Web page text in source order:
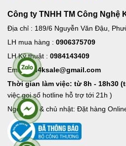
Công ty TNHH TM Công Nghệ
Địa chỉ : 189/6 Nguyễn Văn Đậu,
LH mua hàng : 0906375709
LH Kỹ thuật : 0984143409
Email:hd4ksale@gmail.com
Thời gian làm việc: từ 8h - 18h30
việc goi số hotline hỗ trợ tới 21h )
Ngoài giờ & chủ nhật: Đặt hàng